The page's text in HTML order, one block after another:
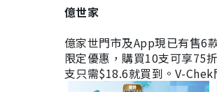
億世家
億家世門市及App現已有售6
限定優惠，購買10支可享75
支只需$18.6就買到。V-